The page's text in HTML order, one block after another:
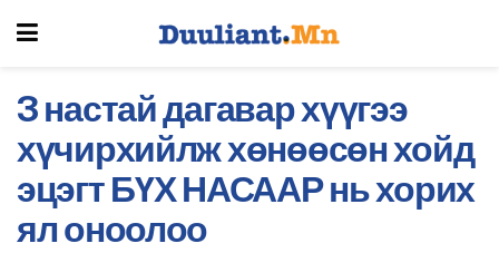
3 настай дагавар хүүгээ
хүчирхийлж хөнөөсөн хойд
эцэгт БҮХ НАСААР нь хорих
ял оноолоо